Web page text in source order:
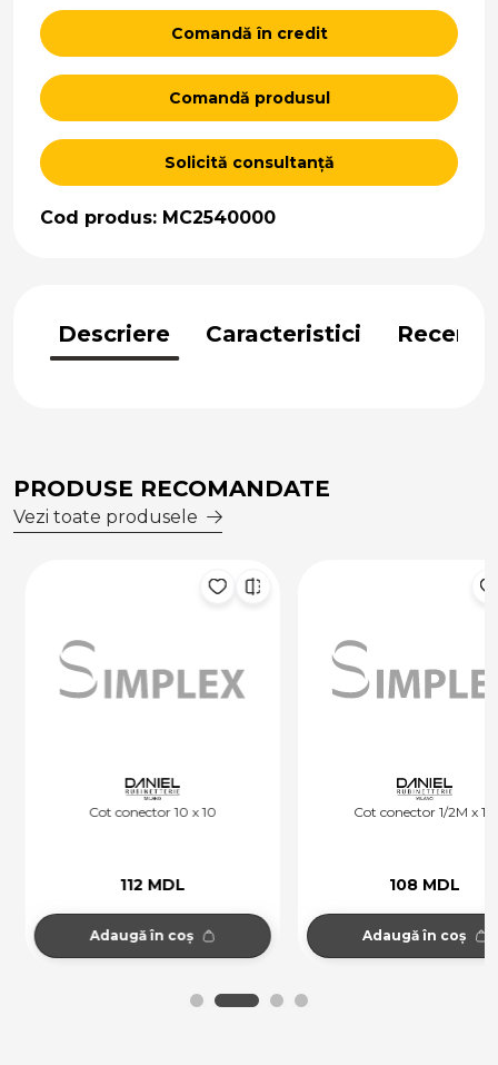
Comandă în credit
Comandă produsul
Solicită consultanță
Cod produs: MC2540000
Descriere Caracteristici
PRODUSE RECOMANDATE
Vezi toate produsele
Cot conector 10 x 10
112 MDL
Adaugă în coș
Cot conector 1/2M x 10
108 MDL
Adaugă în coș